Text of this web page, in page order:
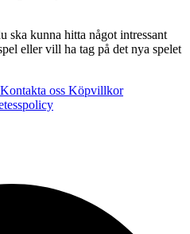
ska kunna hitta något intressant
eller vill ha tag på det nya spelet
Kontakta oss Köpvillkor